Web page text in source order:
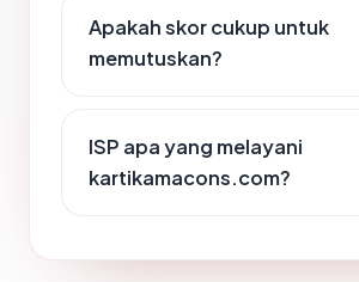
Apakah skor cukup untuk
memutuskan?
ISP apa yang melayani
kartikamacons.com?